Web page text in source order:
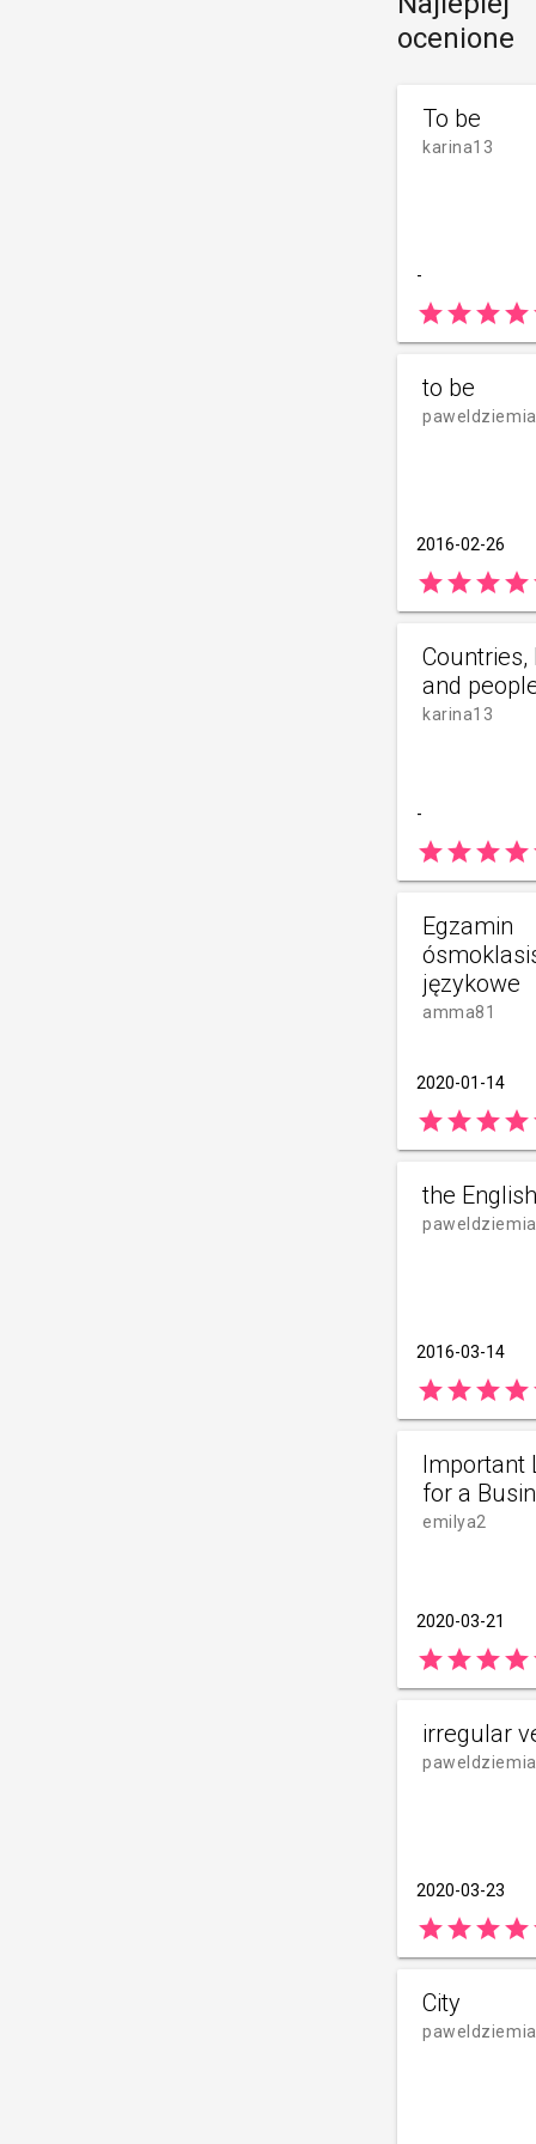
ocenione
To be
karina13
-
starstarstarstar
to be
2016-02-26
starstarstarstar
and
karina13
-
starstarstarstar
Egzamin
językowe
amma81
2020-01-14
starstarstarstar
the
2016-03-14
starstarstarstar
Important
for a
emilya2
2020-03-21
starstarstarstar
irregular
2020-03-23
starstarstarstar
City